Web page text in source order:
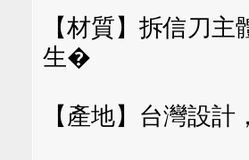
【材質】拆信刀
生�
【產地】台灣設計